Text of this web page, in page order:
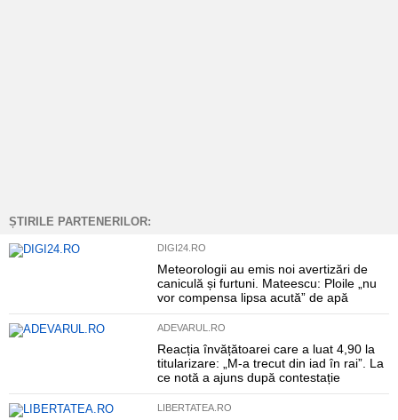
ȘTIRILE PARTENERILOR:
DIGI24.RO
Meteorologii au emis noi avertizări de
caniculă și furtuni. Mateescu: Ploile „nu
vor compensa lipsa acută” de apă
ADEVARUL.RO
Reacția învățătoarei care a luat 4,90 la
titularizare: „M-a trecut din iad în rai”. La
ce notă a ajuns după contestație
LIBERTATEA.RO